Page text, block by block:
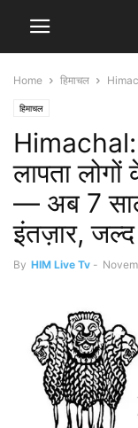
Home हिमाचल
हिमाचल
Himachal:
लापता लोगों
— अब 7
इंतज़ार, जल्द
By HIM Live Tv -